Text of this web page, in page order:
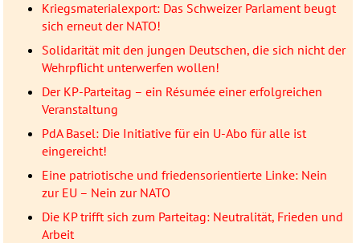
Kriegsmaterialexport: Das Schweizer Parlament beugt
sich erneut der NATO!
Solidarität mit den jungen Deutschen, die sich nicht der
Wehrpflicht unterwerfen wollen!
Der KP-Parteitag – ein Résumée einer erfolgreichen
Veranstaltung
PdA Basel: Die Initiative für ein U-Abo für alle ist
eingereicht!
Eine patriotische und friedensorientierte Linke: Nein
zur EU – Nein zur NATO
Die KP trifft sich zum Parteitag: Neutralität, Frieden und
Arbeit